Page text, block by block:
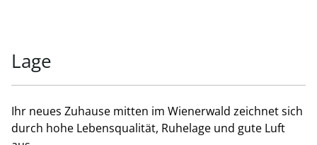
Lage
Ihr neues Zuhause mitten im Wienerwald zeichnet sich
durch hohe Lebensqualität, Ruhelage und gute Luft